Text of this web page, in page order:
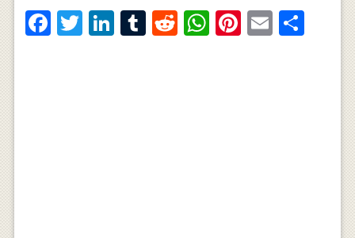
Facebook
Twitter
LinkedIn
Tumblr
RedditWhatsApp
Pinterest
Email